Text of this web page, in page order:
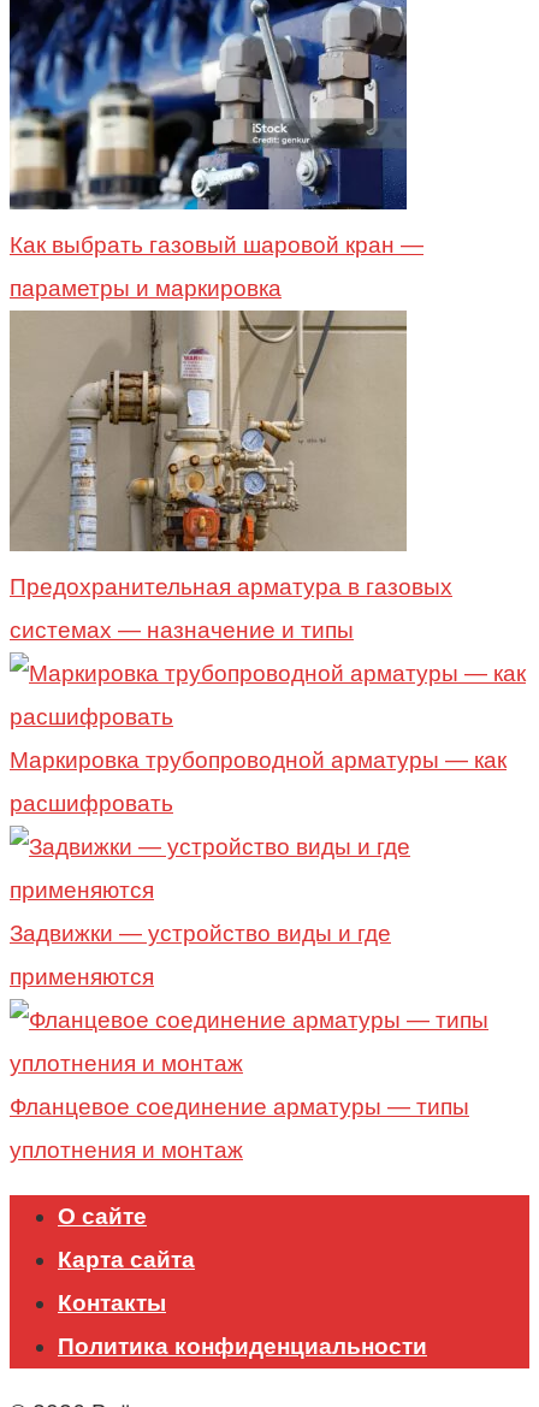
Как выбрать газовый шаровой кран —
параметры и маркировка
Предохранительная арматура в газовых
системах — назначение и типы
Маркировка трубопроводной арматуры — как
расшифровать
Задвижки — устройство виды и где
применяются
Фланцевое соединение арматуры — типы
уплотнения и монтаж
О сайте
Карта сайта
Контакты
Политика конфиденциальности